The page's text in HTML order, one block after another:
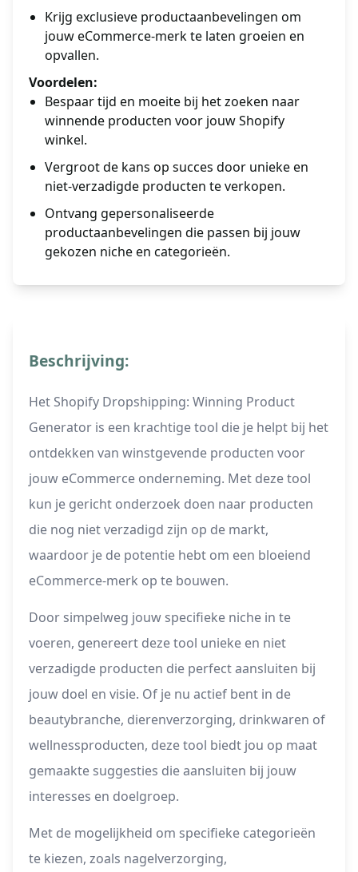
Krijg exclusieve productaanbevelingen om
jouw eCommerce-merk te laten groeien en
opvallen.
Voordelen:
Bespaar tijd en moeite bij het zoeken naar
winnende producten voor jouw Shopify
winkel.
Vergroot de kans op succes door unieke en
niet-verzadigde producten te verkopen.
Ontvang gepersonaliseerde
productaanbevelingen die passen bij jouw
gekozen niche en categorieën.
Beschrijving:
Het Shopify Dropshipping: Winning Product
Generator is een krachtige tool die je helpt bij het
ontdekken van winstgevende producten voor
jouw eCommerce onderneming. Met deze tool
kun je gericht onderzoek doen naar producten
die nog niet verzadigd zijn op de markt,
waardoor je de potentie hebt om een bloeiend
eCommerce-merk op te bouwen.
Door simpelweg jouw specifieke niche in te
voeren, genereert deze tool unieke en niet
verzadigde producten die perfect aansluiten bij
jouw doel en visie. Of je nu actief bent in de
beautybranche, dierenverzorging, drinkwaren of
wellnessproducten, deze tool biedt jou op maat
gemaakte suggesties die aansluiten bij jouw
interesses en doelgroep.
Met de mogelijkheid om specifieke categorieën
te kiezen, zoals nagelverzorging,